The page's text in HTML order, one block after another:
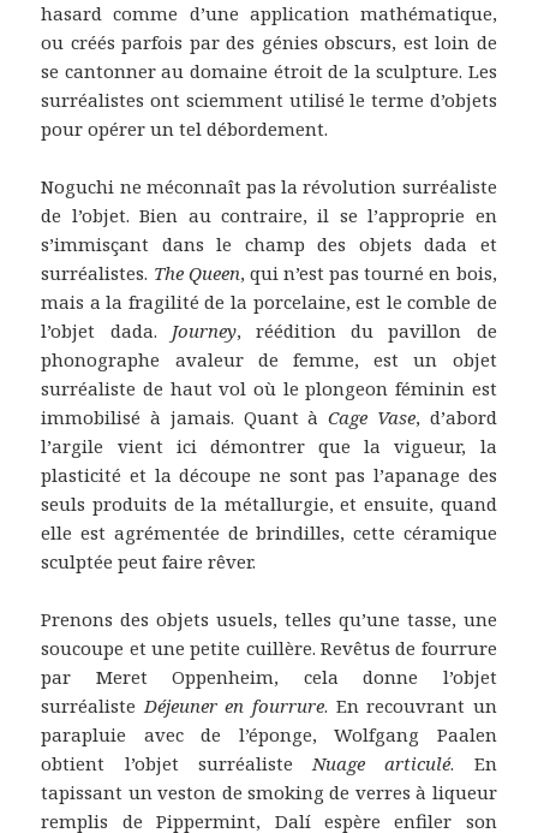
hasard comme d’une application mathématique,
ou créés parfois par des génies obscurs, est loin de
se cantonner au domaine étroit de la sculpture. Les
surréalistes ont sciemment utilisé le terme d’objets
pour opérer un tel débordement.
Noguchi ne méconnaît pas la révolution surréaliste
de l’objet. Bien au contraire, il se l’approprie en
s’immisçant dans le champ des objets dada et
surréalistes. The Queen, qui n’est pas tourné en bois,
mais a la fragilité de la porcelaine, est le comble de
l’objet dada. Journey, réédition du pavillon de
phonographe avaleur de femme, est un objet
surréaliste de haut vol où le plongeon féminin est
immobilisé à jamais. Quant àCage Vase, d’abord
l’argile vient ici démontrer que la vigueur, la
plasticité et la découpe ne sont pas l’apanage des
seuls produits de la métallurgie, et ensuite, quand
elle est agrémentée de brindilles, cette céramique
sculptée peut faire rêver.
Prenons des objets usuels, telles qu’une tasse, une
soucoupe et une petite cuillère. Revêtus de fourrure
par Meret Oppenheim, cela donne l’objet
surréalisteDéjeuner en fourrure. En recouvrant un
parapluie avec de l’éponge, Wolfgang Paalen
obtient l’objet surréalisteNuage articulé. En
tapissant un veston de smoking de verres à liqueur
remplis de Pippermint, Dalí espère enfiler son